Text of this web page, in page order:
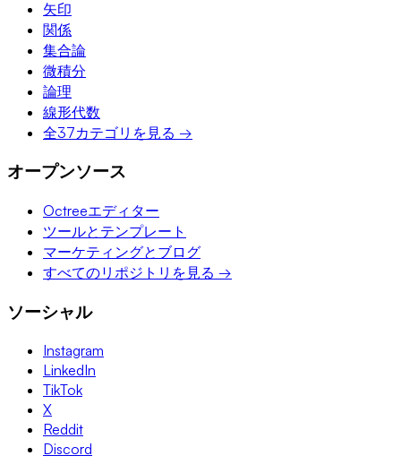
矢印
関係
集合論
微積分
論理
線形代数
全37カテゴリを見る →
オープンソース
Octreeエディター
ツールとテンプレート
マーケティングとブログ
すべてのリポジトリを見る →
ソーシャル
Instagram
LinkedIn
TikTok
X
Reddit
Discord